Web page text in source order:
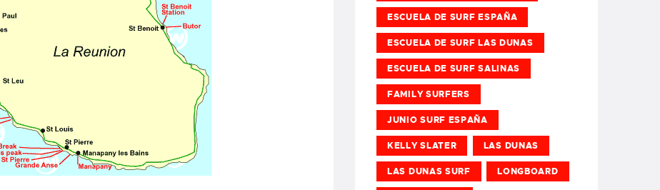
ESCUELA DE SURF ESPAÑA
ESCUELA DE SURF LAS DUNAS
ESCUELA DE SURF SALINAS
FAMILY SURFERS
JUNIO SURF ESPAÑA
KELLY SLATER LAS DUNAS
LAS DUNAS SURF LONGBOARD